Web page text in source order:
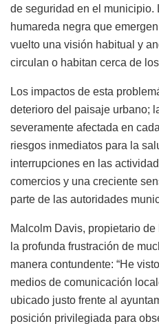
de seguridad en el municipio.
humareda negra que
vuelto una visión habitual y
circulan o habitan cerca de
Los impactos de esta
deterioro del paisaje urbano;
severamente afectada en
riesgos inmediatos para la
interrupciones en las
comercios y una creciente
parte de las autoridades
Malcolm Davis, propietario
la profunda frustración de
manera contundente: “He
medios de comunicación
ubicado justo frente al
posición privilegiada para